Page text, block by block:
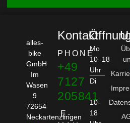
alles-
bike
GmbH
Im
Wasen
9
72654
Neckartenzlingen
Kontakt
PHONE
+49
7127
205841
E-
Mo
10 -18
Uhr
Di
10-
18